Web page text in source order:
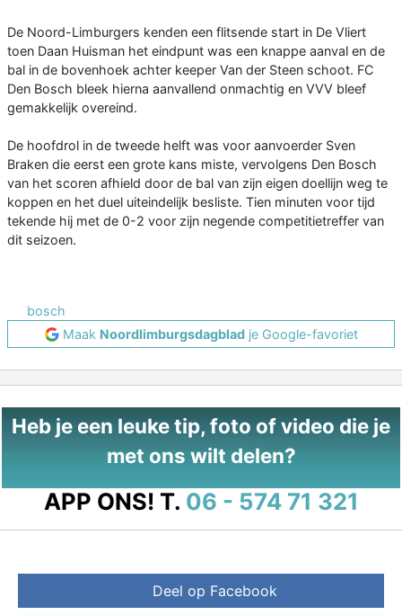
De Noord-Limburgers kenden een flitsende start in De Vliert
toen Daan Huisman het eindpunt was een knappe aanval en de
bal in de bovenhoek achter keeper Van der Steen schoot. FC
Den Bosch bleek hierna aanvallend onmachtig en VVV bleef
gemakkelijk overeind.
De hoofdrol in de tweede helft was voor aanvoerder Sven
Braken die eerst een grote kans miste, vervolgens Den Bosch
van het scoren afhield door de bal van zijn eigen doellijn weg te
koppen en het duel uiteindelijk besliste. Tien minuten voor tijd
tekende hij met de 0-2 voor zijn negende competitietreffer van
dit seizoen.
bosch
Maak Noordlimburgsdagbladje Google-favoriet
Heb je een leuke tip, foto of video die je
met ons wilt delen?
APP ONS! T. 06 - 574 71 321
Deel op Facebook